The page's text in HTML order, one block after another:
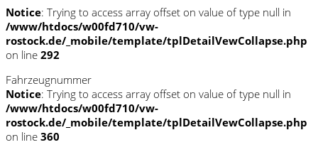
Notice: Trying to access array offset on value of type null in
/www/htdocs/w00fd710/vw-
rostock.de/_mobile/template/tplDetailVewCollapse.php
on line 292
Fahrzeugnummer
Notice: Trying to access array offset on value of type null in
/www/htdocs/w00fd710/vw-
rostock.de/_mobile/template/tplDetailVewCollapse.php
on line 360